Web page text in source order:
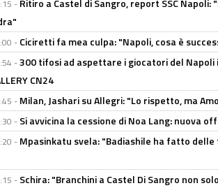
- Ritiro a Castel di Sangro, report SSC
- Ciciretti fa mea culpa: "Napoli, cosa è
-300 tifosi ad aspettare i giocatori del
CN24
- Milan, Jashari su Allegri: "Lo rispetto, ma
- Si avvicina la cessione di Noa Lang: nuova
- Mpasinkatu svela: "Badiashile ha fatto
- Schira: "Branchini a Castel Di Sangro non